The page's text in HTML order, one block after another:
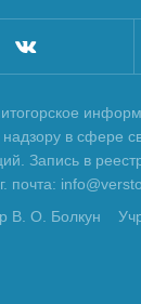
в сфере
Запись в
почта:
В. О. Болкун